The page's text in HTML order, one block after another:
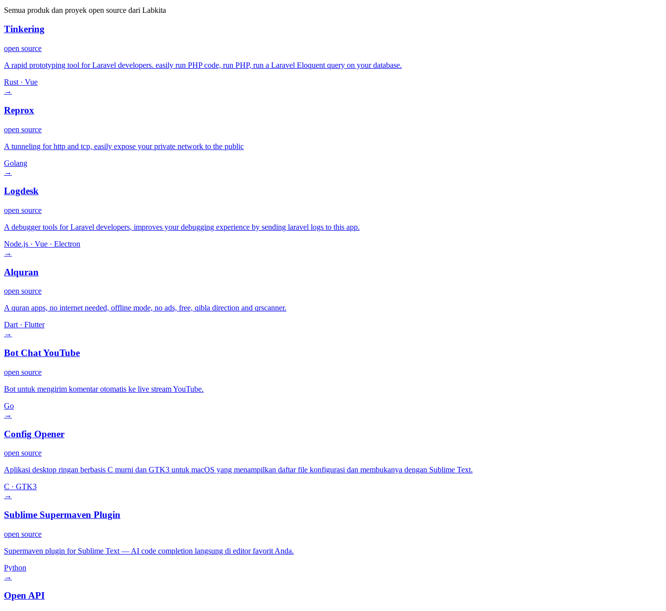
Semua produk dan proyek open source dari Labkita
Tinkering
open source
A rapid prototyping tool for Laravel developers. easily run PHP code, run PHP, run a Laravel Eloquent query on your database.
Rust · Vue
→
Reprox
open source
A tunneling for http and tcp, easily expose your private network to the public
Golang
→
Logdesk
open source
A debugger tools for Laravel developers, improves your debugging experience by sending laravel logs to this app.
Node.js · Vue · Electron
→
Alquran
open source
A quran apps, no internet needed, offline mode, no ads, free, qibla direction and qrscanner.
Dart · Flutter
→
Bot Chat YouTube
open source
Bot untuk mengirim komentar otomatis ke live stream YouTube.
Go
→
Config Opener
open source
Aplikasi desktop ringan berbasis C murni dan GTK3 untuk macOS yang menampilkan daftar file konfigurasi dan membukanya dengan Sublime Text.
C · GTK3
→
Sublime Supermaven Plugin
open source
Supermaven plugin for Sublime Text — AI code completion langsung di editor favorit Anda.
Python
→
Open API